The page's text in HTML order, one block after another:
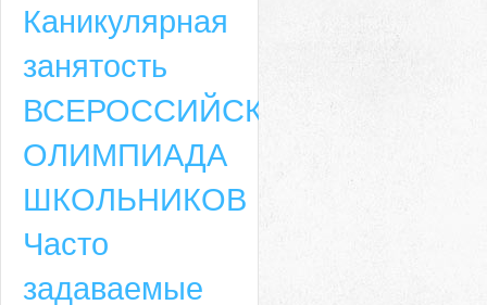
Каникулярная
занятость
ВСЕРОССИЙСКАЯ
ОЛИМПИАДА
ШКОЛЬНИКОВ
Часто
задаваемые